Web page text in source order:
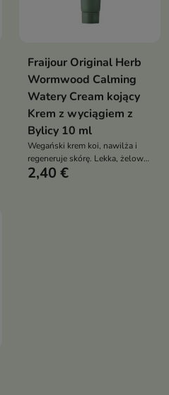
Fraijour Original Herb
Wormwood Calming
Watery Cream kojący
Krem z wyciągiem z
Bylicy 10 ml
Wegański krem koi, nawilża i
regeneruje skórę. Lekka, żelowa
formuła szybko się wchłania,
2,40 €